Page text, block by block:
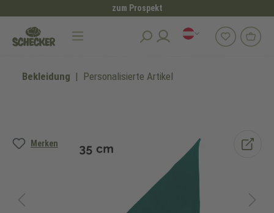
zum Prospekt
Bekleidung Personalisierte Artikel
Merken
Bildergalerie überspringen